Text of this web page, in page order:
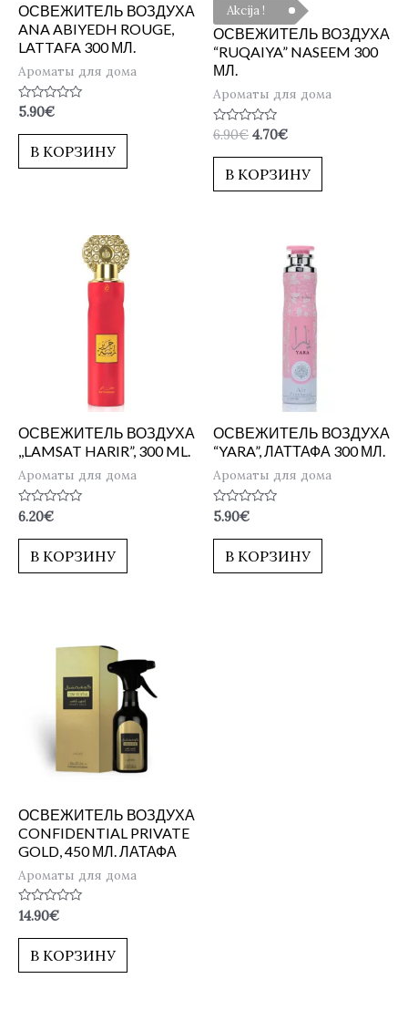
ОСВЕЖИТЕЛЬ ВОЗДУХА
ANA ABIYEDH ROUGE,
LATTAFA 300 МЛ.
Ароматы для дома
Оценка
из
5.90€
В КОРЗИНУ
Akcija !
ОСВЕЖИТЕЛЬ ВОЗДУХА
“RUQAIYA” NASEEM 300
МЛ.
Ароматы для дома
Оценка
из
6.90€ 4.70€
В КОРЗИНУ
ОСВЕЖИТЕЛЬ ВОЗДУХА
,,LAMSAT HARIR”, 300 ML.
Ароматы для дома
Оценка
0
из
6.20€
В КОРЗИНУ
ОСВЕЖИТЕЛЬ ВОЗДУХА
“YARA”, ЛАТТАФА 300 МЛ.
Ароматы для дома
Оценка
0
из
5.90€
В КОРЗИНУ
ОСВЕЖИТЕЛЬ ВОЗДУХА
CONFIDENTIAL PRIVATE
GOLD, 450 МЛ. ЛАТАФА
Ароматы для дома
Оценка
0
из
14.90€
В КОРЗИНУ